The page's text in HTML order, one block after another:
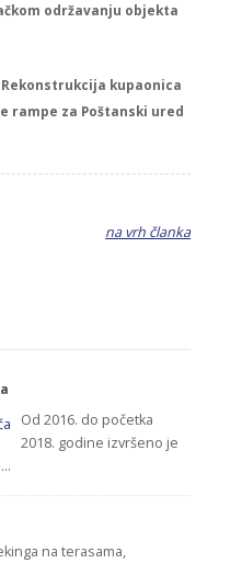
održavanju objekta
kupaonica
rampe za Poštanski ured
na vrh članka
Od 2016. do početka
2018. godine izvršeno je
na terasama,